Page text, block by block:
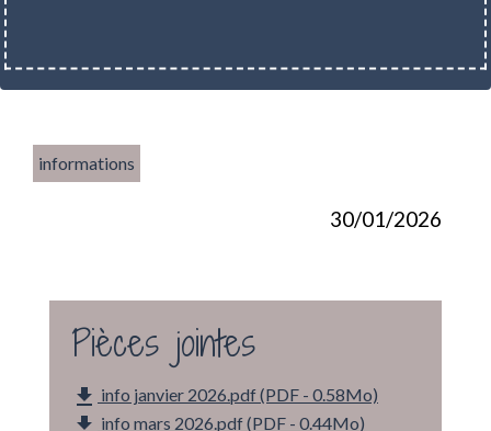
informations
30/01/2026
Pièces jointes
file_download info janvier 2026.pdf (PDF - 0.58Mo)
info mars 2026.pdf (PDF - 0.44Mo)